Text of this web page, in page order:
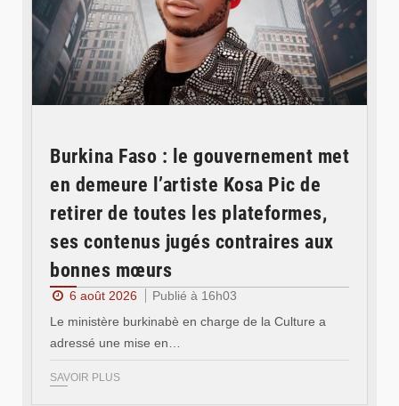
Burkina Faso : le gouvernement met
en demeure l’artiste Kosa Pic de
retirer de toutes les plateformes,
ses contenus jugés contraires aux
bonnes mœurs
6 août 2026
Publié à 16h03
Le ministère burkinabè en charge de la Culture a
adressé une mise en…
SAVOIR PLUS